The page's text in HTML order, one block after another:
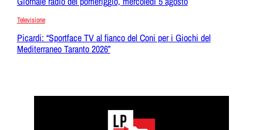
Televisione
Picardi: “Sportface TV al fianco del Coni per i Giochi del
Mediterraneo Taranto 2026”